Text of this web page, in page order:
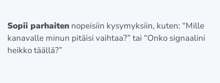
Sopii parhaiten nopeisiin kysymyksiin, kuten: “Mille
kanavalle minun pitäisi vaihtaa?” tai “Onko signaalini
heikko täällä?”